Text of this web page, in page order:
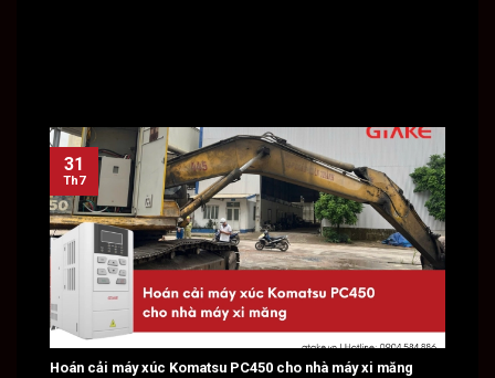
Hoán cải máy xúc Komatsu PC450 cho nhà máy xi măng
31
Th7